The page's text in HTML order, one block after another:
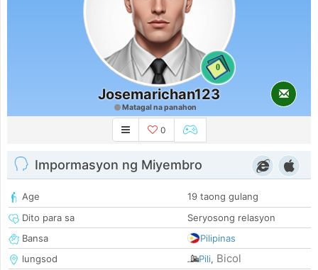
0
Josemarichan123
Matagal na panahon
0
Impormasyon ng Miyembro
Age
19 taong gulang
Dito para sa
Seryosong relasyon
Bansa
Pilipinas
lungsod
Pili, Bicol